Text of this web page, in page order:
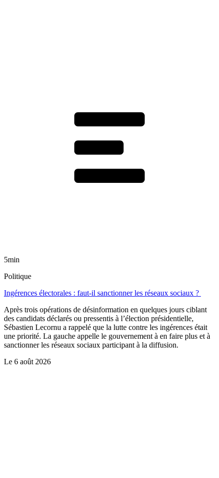
5min
Politique
Ingérences électorales : faut-il sanctionner les réseaux sociaux ?
Après trois opérations de désinformation en quelques jours ciblant
des candidats déclarés ou pressentis à l’élection présidentielle,
Sébastien Lecornu a rappelé que la lutte contre les ingérences était
une priorité. La gauche appelle le gouvernement à en faire plus et à
sanctionner les réseaux sociaux participant à la diffusion.
Le 6 août 2026